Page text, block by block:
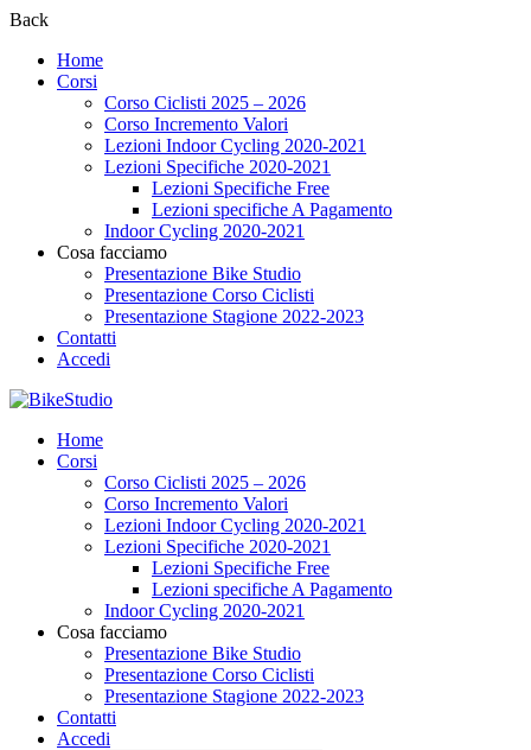
Back
Home
Corsi
Corso Ciclisti 2025 – 2026
Corso Incremento Valori
Lezioni Indoor Cycling 2020-2021
Lezioni Specifiche 2020-2021
Lezioni Specifiche Free
Lezioni specifiche A Pagamento
Indoor Cycling 2020-2021
Cosa facciamo
Presentazione Bike Studio
Presentazione Corso Ciclisti
Presentazione Stagione 2022-2023
Contatti
Accedi
Home
Corsi
Corso Ciclisti 2025 – 2026
Corso Incremento Valori
Lezioni Indoor Cycling 2020-2021
Lezioni Specifiche 2020-2021
Lezioni Specifiche Free
Lezioni specifiche A Pagamento
Indoor Cycling 2020-2021
Cosa facciamo
Presentazione Bike Studio
Presentazione Corso Ciclisti
Presentazione Stagione 2022-2023
Contatti
Accedi